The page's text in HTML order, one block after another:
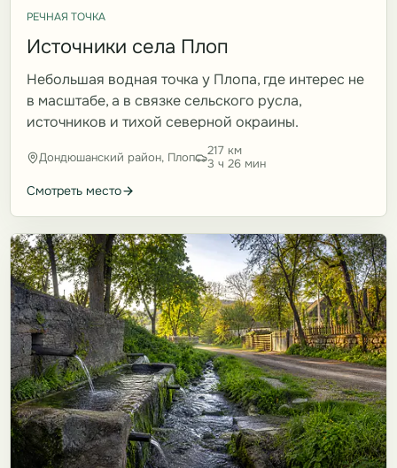
РЕЧНАЯ ТОЧКА
Источники села Плоп
Небольшая водная точка у Плопа, где интерес не
в масштабе, а в связке сельского русла,
источников и тихой северной окраины.
Дондюшанский район, Плоп
217 км
3 ч 26 мин
Смотреть место